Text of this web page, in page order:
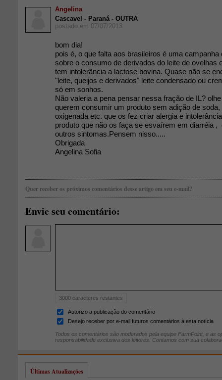
Angelina
Cascavel - Paraná - OUTRA
postado em 07/07/2013
bom dia!
pois é, o que falta aos brasileiros é uma
sobre o consumo de derivados do leite de ovelhas
tem intolerância a lactose bovina. Quase não se
"leite, queijos e derivados" leite condensado ou
só em sonhos.
Não valeria a pena pensar nessa fração de IL?
querem consumir um produto sem adição de soda,
oxigenada etc. que os fez criar alergia e
produto que não os faça se esvaírem em diarréia
outros sintomas.Pensem nisso.....
Obrigada
Angelina Sofia
Quer receber os próximos comentários desse artigo em seu e-mail?
Envie seu comentário:
3000 caracteres restantes
Autorizo a publicação do comentário
Desejo receber por e-mail futuros comentários à esta notícia
Todos os comentários são moderados pela equipe FarmPoint, e as
responsabilidade exclusiva dos leitores. Contamos com sua
Últimas Atualizações